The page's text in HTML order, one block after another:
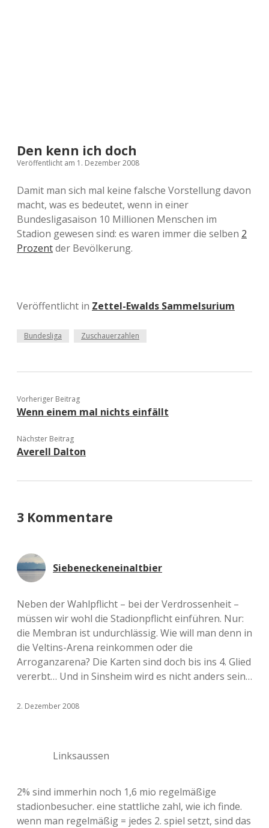
Den kenn ich doch
Veröffentlicht am 1. Dezember 2008
Damit man sich mal keine falsche Vorstellung davon
macht, was es bedeutet, wenn in einer
Bundesligasaison 10 Millionen Menschen im
Stadion gewesen sind: es waren immer die selben 2
Prozentder Bevölkerung.
Veröffentlicht in Zettel-Ewalds Sammelsurium
Bundesliga Zuschauerzahlen
Vorheriger Beitrag
Wenn einem mal nichts einfällt
Nächster Beitrag
Averell Dalton
3 Kommentare
Siebeneckeneinaltbier
Neben der Wahlpflicht – bei der Verdrossenheit –
müssen wir wohl die Stadionpflicht einführen. Nur:
die Membran ist undurchlässig. Wie will man denn in
die Veltins-Arena reinkommen oder die
Arroganzarena? Die Karten sind doch bis ins 4. Glied
vererbt… Und in Sinsheim wird es nicht anders sein…
2. Dezember 2008
Linksaussen
2% sind immerhin noch 1,6 mio regelmäßige
stadionbesucher. eine stattliche zahl, wie ich finde.
wenn man regelmäßig = jedes 2. spiel setzt, sind das